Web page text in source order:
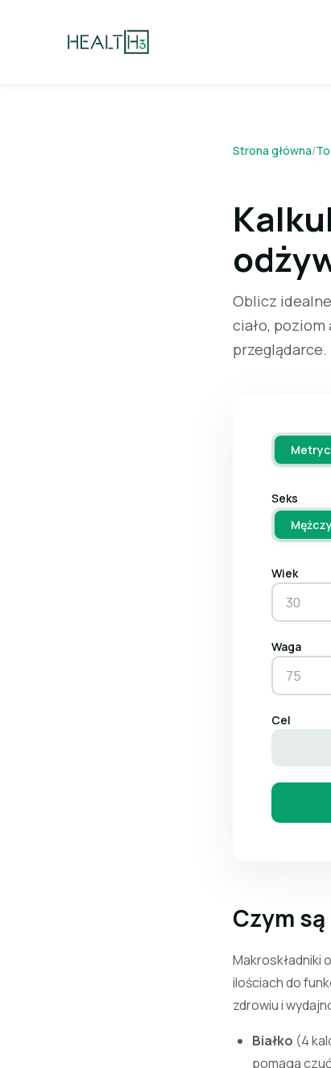
Strona główna/
Oblicz
ciało,
przeglądarce.
Seks
Wiek
Waga
Cel
Czym
Makroskładniki
ilościach do
zdrowiu i
Białko (4
pomaga